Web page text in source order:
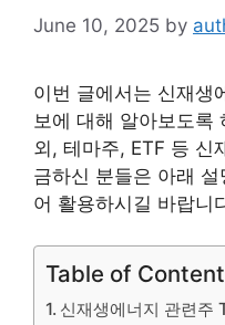
June 10, 2025 by
이번 글에서는 신재생
보에 대해 알아보도록
외, 테마주, ETF 등 신
금하신 분들은 아래
어 활용하시길 바랍니
Table of
신재생에너지 관련주